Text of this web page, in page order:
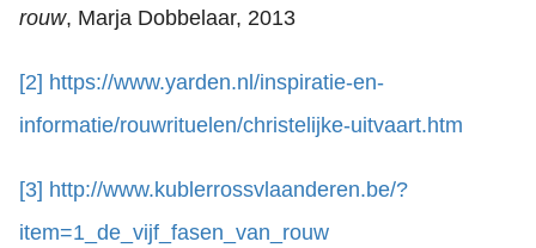
rouw, Marja Dobbelaar, 2013
[2] https://www.yarden.nl/inspiratie-en-
informatie/rouwrituelen/christelijke-uitvaart.htm
[3] http://www.kublerrossvlaanderen.be/?
item=1_de_vijf_fasen_van_rouw